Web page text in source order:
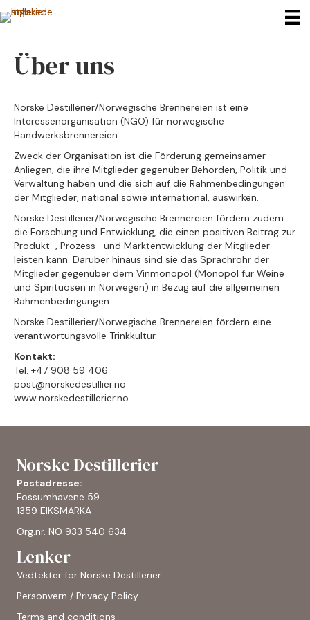
Über uns
Norske Destillerier/Norwegische Brennereien ist eine
Interessenorganisation (NGO) für norwegische
Handwerksbrennereien.
Zweck der Organisation ist die Förderung gemeinsamer
Anliegen, die ihre Mitglieder gegenüber Behörden, Politik und
Verwaltung haben und die sich auf die Rahmenbedingungen
der Mitglieder, national sowie international, auswirken.
Norske Destillerier/Norwegische Brennereien fördern zudem
die Forschung und Entwicklung, die einen positiven Beitrag zur
Produkt-, Prozess- und Marktentwicklung der Mitglieder
leisten kann. Darüber hinaus sind sie das Sprachrohr der
Mitglieder gegenüber dem Vinmonopol (Monopol für Weine
und Spirituosen in Norwegen) in Bezug auf die allgemeinen
Rahmenbedingungen.
Norske Destillerier/Norwegische Brennereien fördern eine
verantwortungsvolle Trinkkultur.
Kontakt:
Tel. +47 908 59 406
post@norskedestillier.no
www.norskedestillerier.no
Norske Destillerier
Postadresse:
Fossumhavene 59
1359 EIKSMARKA
Org.nr. NO 933 540 634
Lenker
Vedtekter for Norske Destillerier
Personvern / Privacy Policy
Terms and conditions